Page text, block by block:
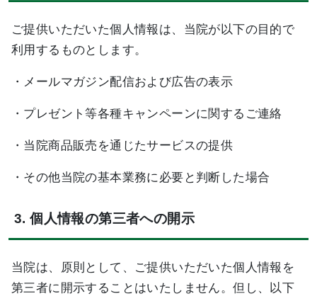
ご提供いただいた個人情報は、当院が以下の目的で
利用するものとします。
・メールマガジン配信および広告の表示
・プレゼント等各種キャンペーンに関するご連絡
・当院商品販売を通じたサービスの提供
・その他当院の基本業務に必要と判断した場合
3. 個人情報の第三者への開示
当院は、原則として、ご提供いただいた個人情報を
第三者に開示することはいたしません。但し、以下